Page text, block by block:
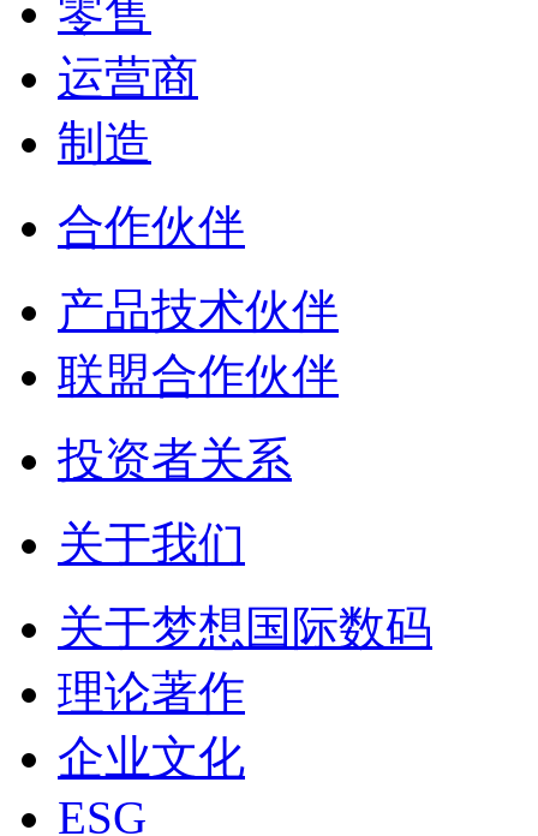
零售
运营商
制造
合作伙伴
产品技术伙伴
联盟合作伙伴
投资者关系
关于我们
关于梦想国际数码
理论著作
企业文化
ESG